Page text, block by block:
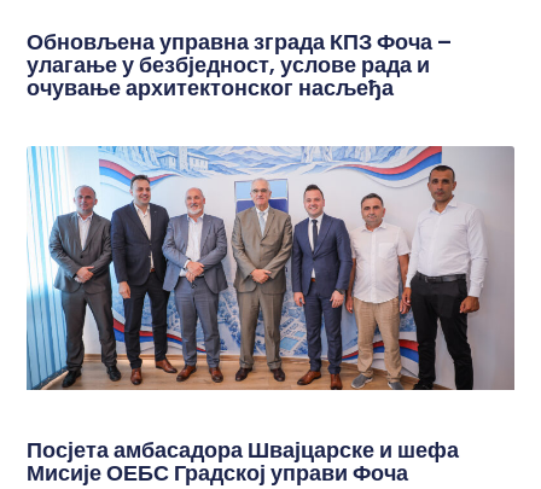
Обновљена управна зграда КПЗ Фоча –
улагање у безбједност, услове рада и
очување архитектонског насљеђа
Посјета амбасадора Швајцарске и шефа
Мисије ОЕБС Градској управи Фоча